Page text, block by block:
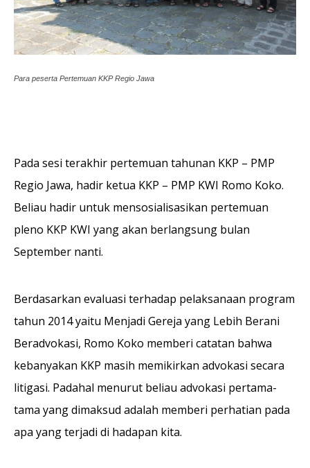
Para peserta Pertemuan KKP Regio Jawa
Pada sesi terakhir pertemuan tahunan KKP – PMP
Regio Jawa, hadir ketua KKP – PMP KWI Romo Koko.
Beliau hadir untuk mensosialisasikan pertemuan
pleno KKP KWI yang akan berlangsung bulan
September nanti.
Berdasarkan evaluasi terhadap pelaksanaan program
tahun 2014 yaitu Menjadi Gereja yang Lebih Berani
Beradvokasi, Romo Koko memberi catatan bahwa
kebanyakan KKP masih memikirkan advokasi secara
litigasi. Padahal menurut beliau advokasi pertama-
tama yang dimaksud adalah memberi perhatian pada
apa yang terjadi di hadapan kita.